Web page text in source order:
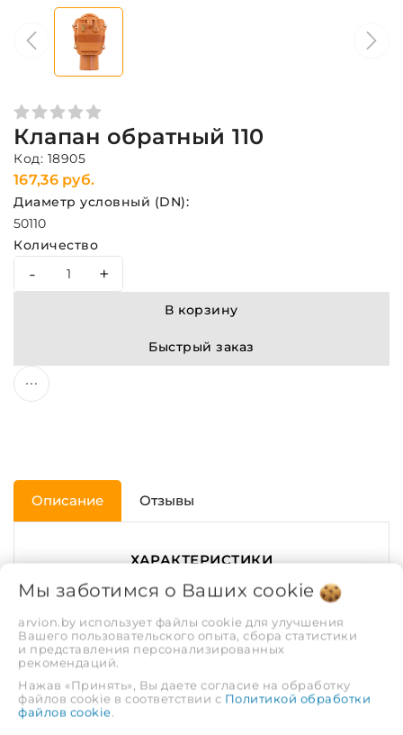
Клапан обратный 110
Код: 18905
167,36 руб.
Диаметр условный (DN):
50110
Количество
- +
В корзину
Быстрый заказ
Описание Отзывы
ХАРАКТЕРИСТИКИ
(DN)
Максимальная
Мы заботимся о Ваших cookie
arvion.by использует файлы cookie для улучшения
Вашего пользовательского опыта, сбора статистики
и представления персонализированных
рекомендаций.
Нажав «Принять», Вы даете согласие на обработку
файлов cookie в соответствии с Политикой обработки
файлов cookie.